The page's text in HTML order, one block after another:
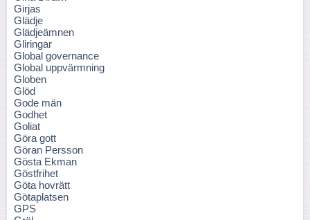
Girjas
Glädje
Glädjeämnen
Gliringar
Global governance
Global uppvärmning
Globen
Glöd
Gode män
Godhet
Goliat
Göra gott
Göran Persson
Gösta Ekman
Göstfrihet
Göta hovrätt
Götaplatsen
GPS